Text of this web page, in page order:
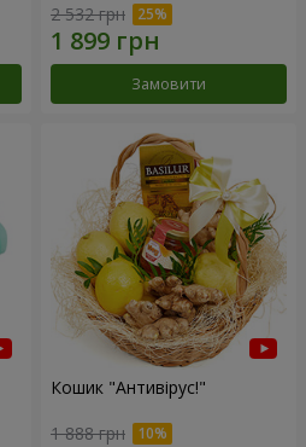
2 532 грн
Замовити
Кошик "Антивірус!"
1 888 грн